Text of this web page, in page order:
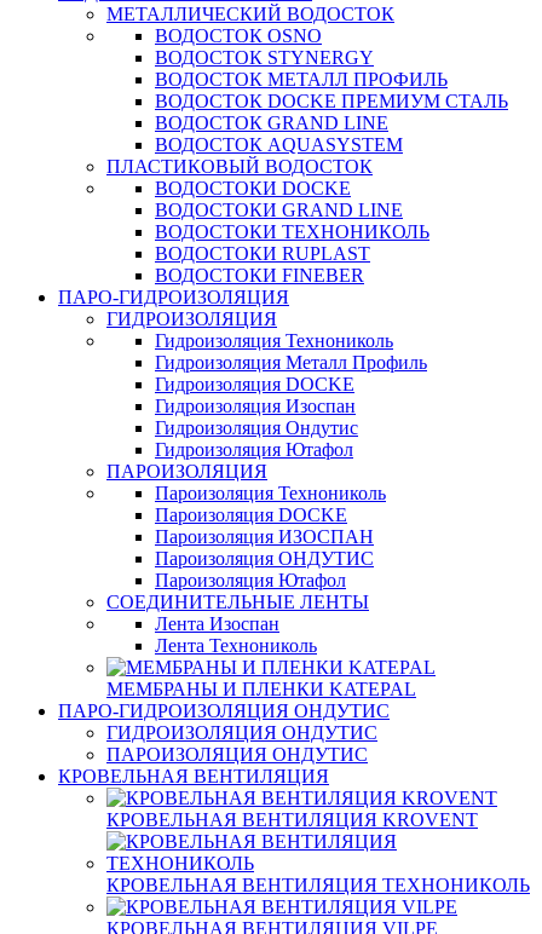
МЕТАЛЛИЧЕСКИЙ ВОДОСТОК
ВОДОСТОК OSNO
ВОДОСТОК STYNERGY
ВОДОСТОК МЕТАЛЛ ПРОФИЛЬ
ВОДОСТОК DOCKE ПРЕМИУМ СТАЛЬ
ВОДОСТОК GRAND LINE
ВОДОСТОК AQUASYSTEM
ПЛАСТИКОВЫЙ ВОДОСТОК
ВОДОСТОКИ DOCKE
ВОДОСТОКИ GRAND LINE
ВОДОСТОКИ ТЕХНОНИКОЛЬ
ВОДОСТОКИ RUPLAST
ВОДОСТОКИ FINEBER
ПАРО-ГИДРОИЗОЛЯЦИЯ
ГИДРОИЗОЛЯЦИЯ
Гидроизоляция Технониколь
Гидроизоляция Металл Профиль
Гидроизоляция DOCKE
Гидроизоляция Изоспан
Гидроизоляция Ондутис
Гидроизоляция Ютафол
ПАРОИЗОЛЯЦИЯ
Пароизоляция Технониколь
Пароизоляция DOCKE
Пароизоляция ИЗОСПАН
Пароизоляция ОНДУТИС
Пароизоляция Ютафол
СОЕДИНИТЕЛЬНЫЕ ЛЕНТЫ
Лента Изоспан
Лента Технониколь
МЕМБРАНЫ И ПЛЕНКИ KATEPAL
ПАРО-ГИДРОИЗОЛЯЦИЯ ОНДУТИС
ГИДРОИЗОЛЯЦИЯ ОНДУТИС
ПАРОИЗОЛЯЦИЯ ОНДУТИС
КРОВЕЛЬНАЯ ВЕНТИЛЯЦИЯ
КРОВЕЛЬНАЯ ВЕНТИЛЯЦИЯ KROVENT
КРОВЕЛЬНАЯ ВЕНТИЛЯЦИЯ ТЕХНОНИКОЛЬ
КРОВЕЛЬНАЯ ВЕНТИЛЯЦИЯ VILPE